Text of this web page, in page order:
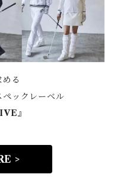
る
ックレーベル
』
>